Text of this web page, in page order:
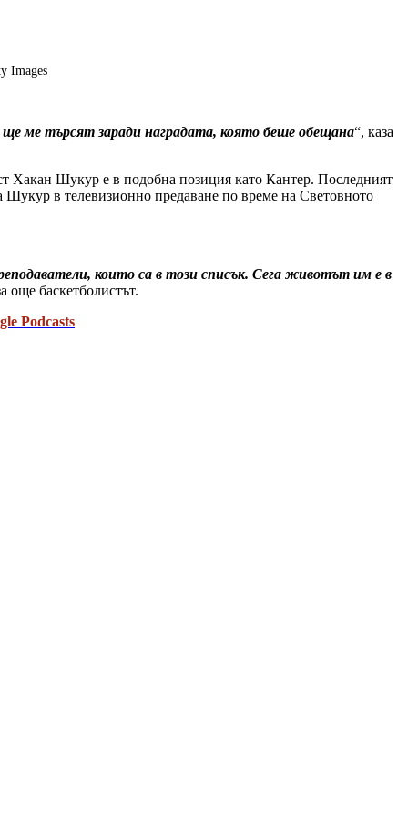
Images
ме търсят заради наградата, която беше обещана“, каза
Хакан Шукур е в подобна позиция като Кантер. Последният
Шукур в телевизионно предаване по време на Световното
които са в този списък. Сега животът им е в
още баскетболистът.
Podcasts